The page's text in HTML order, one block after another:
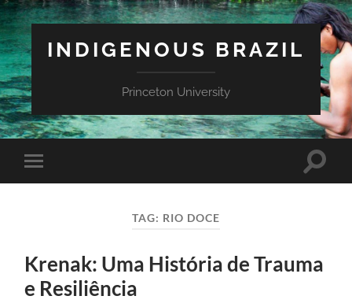
INDIGENOUS BRAZIL
Princeton University
Toggle
mobile
Toggle
TAG: RIO DOCE
Krenak: Uma História de Trauma
e Resiliência